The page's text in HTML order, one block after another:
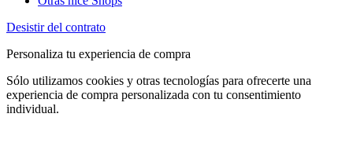
Desistir del contrato
Personaliza tu experiencia de compra
Sólo utilizamos cookies y otras tecnologías para ofrecerte una
experiencia de compra personalizada con tu consentimiento
individual.